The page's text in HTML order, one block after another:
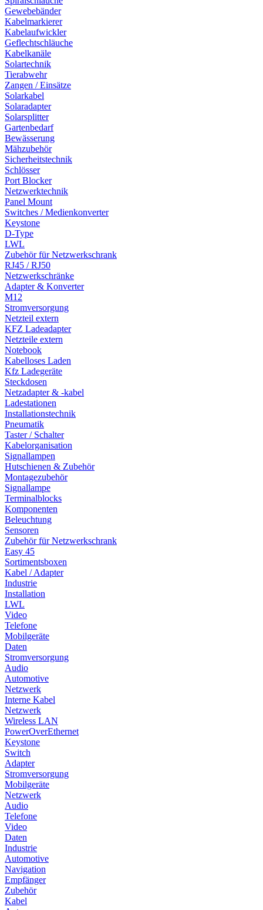
Gewebebänder
Kabelmarkierer
Kabelaufwickler
Geflechtschläuche
Kabelkanäle
Solartechnik
Tierabwehr
Zangen / Einsätze
Solarkabel
Solaradapter
Solarsplitter
Gartenbedarf
Bewässerung
Mähzubehör
Sicherheitstechnik
Schlösser
Port Blocker
Netzwerktechnik
Panel Mount
Switches / Medienkonverter
Keystone
D-Type
LWL
Zubehör für Netzwerkschrank
RJ45 / RJ50
Netzwerkschränke
Adapter & Konverter
M12
Stromversorgung
Netzteil extern
KFZ Ladeadapter
Netzteile extern
Notebook
Kabelloses Laden
Kfz Ladegeräte
Steckdosen
Netzadapter & -kabel
Ladestationen
Installationstechnik
Pneumatik
Taster / Schalter
Kabelorganisation
Signallampen
Hutschienen & Zubehör
Montagezubehör
Signallampe
Terminalblocks
Komponenten
Beleuchtung
Sensoren
Zubehör für Netzwerkschrank
Easy 45
Sortimentsboxen
Kabel / Adapter
Industrie
Installation
LWL
Video
Telefone
Mobilgeräte
Daten
Stromversorgung
Audio
Automotive
Netzwerk
Interne Kabel
Netzwerk
Wireless LAN
PowerOverEthernet
Keystone
Switch
Adapter
Stromversorgung
Mobilgeräte
Netzwerk
Audio
Telefone
Video
Daten
Industrie
Automotive
Navigation
Empfänger
Zubehör
Kabel